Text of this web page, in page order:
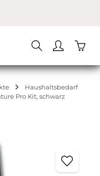
Haushaltsbedarf
Pro Kit, schwarz